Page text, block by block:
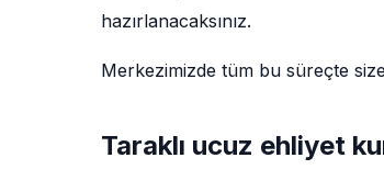
hazırlanacaksınız.
Merkezimizde tüm bu süreçte
Taraklı ucuz ehliyet